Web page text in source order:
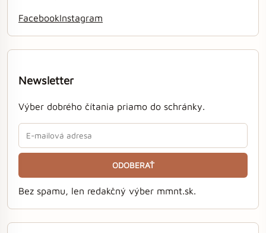
FacebookInstagram
Newsletter
Výber dobrého čítania priamo do schránky.
ODOBERAŤ
Bez spamu, len redakčný výber mmnt.sk.